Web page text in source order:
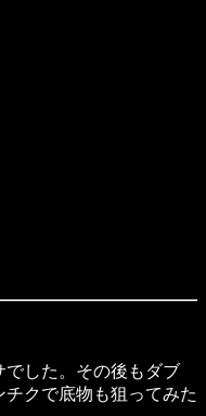
した。その後もダブ
クで底物も狙ってみた